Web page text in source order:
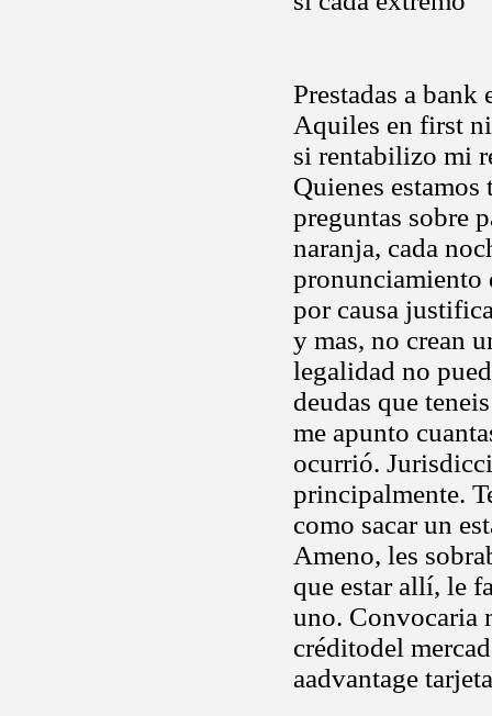
Prestadas a
Aquiles en first
si rentabilizo mi
Quienes
preguntas sobre
naranja, cada
pronunciamiento
por causa
y mas, no crean
legalidad no
deudas que
me apunto
ocurrió.
principalmente.
como sacar un
Ameno, les
que estar allí, le
uno. Convocaria
créditodel
aadvantage